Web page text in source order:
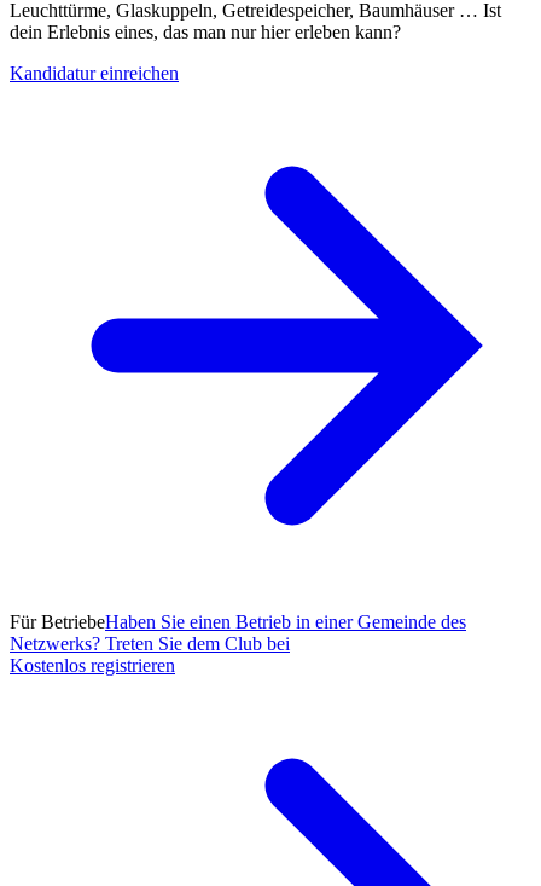
Leuchttürme, Glaskuppeln, Getreidespeicher, Baumhäuser … Ist
dein Erlebnis eines, das man nur hier erleben kann?
Kandidatur einreichen
Für BetriebeHaben Sie einen Betrieb in einer Gemeinde des
Netzwerks? Treten Sie dem Club bei
Kostenlos registrieren